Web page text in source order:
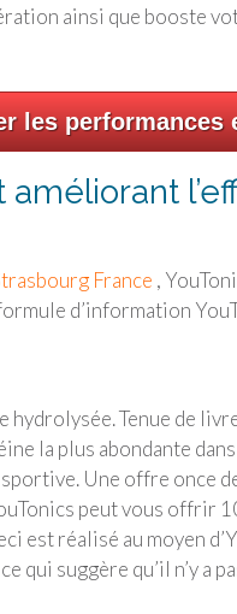
ainsi que booste
les performances
France ,
d’information
Tenue de
la plus abondante
Une offre once
peut vous offrir
est réalisé au moyen
suggère qu’il n’y a